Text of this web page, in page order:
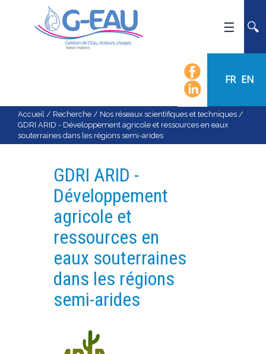
FR EN
ACTUALITÉS
AGENDA
CALENDRIER DES ÉVÈNEMENTS
ORGANIGRAMME
LISTE DU PERSONNEL
LES DOMAINES SCIENTIFIQUES
LES ÉQUIPES
RECHERCHE
PLATEFORMES EXPÉRIMENTALES
IMPLANTATIONS GÉOGRAPHIQUES
PROJETS TERMINÉS
Accueil / Recherche / Nos réseaux scientifiques et techniques /
GDRI ARID - Développement agricole et ressources en eaux
souterraines dans les régions semi-arides
GDRI ARID -
Développement
agricole et
ressources en
eaux souterraines
dans les régions
semi-arides